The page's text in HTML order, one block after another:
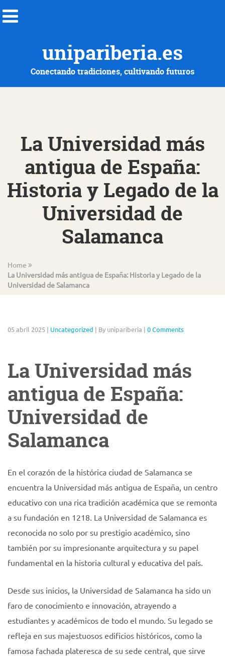
unipariberia.es
Conectando tradiciones, cultivando futuros
La Universidad más
antigua de España:
Historia y Legado de la
Universidad de
Salamanca
Home
La Universidad más antigua de España: Historia y Legado de la
Universidad de Salamanca
05 abril 2025 | Uncategorized | By unipariberia | 0 Comments
La Universidad más
antigua de España:
Universidad de
Salamanca
En el corazón de la histórica ciudad de Salamanca se
encuentra la Universidad más antigua de España, un centro
educativo con una rica tradición académica que se remonta
a su fundación en 1218. La Universidad de Salamanca es
reconocida no solo por su prestigio académico, sino
también por su impresionante arquitectura y su papel
fundamental en la historia cultural y educativa del país.
Desde sus inicios, la Universidad de Salamanca ha sido un
faro de conocimiento e innovación, atrayendo a
estudiantes y académicos de todo el mundo. Su legado se
refleja en sus majestuosos edificios históricos, como la
famosa fachada plateresca de su sede central, que sirve